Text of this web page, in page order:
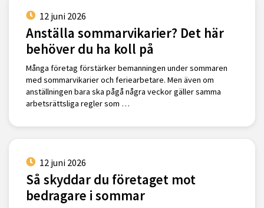
12 juni 2026
Anställa sommarvikarier? Det här
behöver du ha koll på
Många företag förstärker bemanningen under sommaren
med sommarvikarier och feriearbetare. Men även om
anställningen bara ska pågå några veckor gäller samma
arbetsrättsliga regler som …
12 juni 2026
Så skyddar du företaget mot
bedragare i sommar